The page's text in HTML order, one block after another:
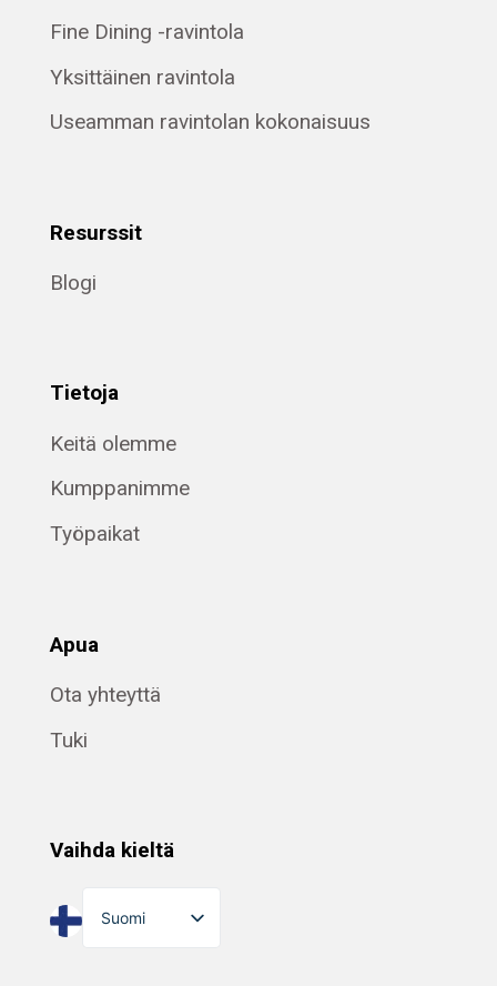
Fine Dining -ravintola
Yksittäinen ravintola
Useamman ravintolan kokonaisuus
Resurssit
Blogi
Tietoja
Keitä olemme
Kumppanimme
Työpaikat
Apua
Ota yhteyttä
Tuki
Vaihda kieltä
Suomi